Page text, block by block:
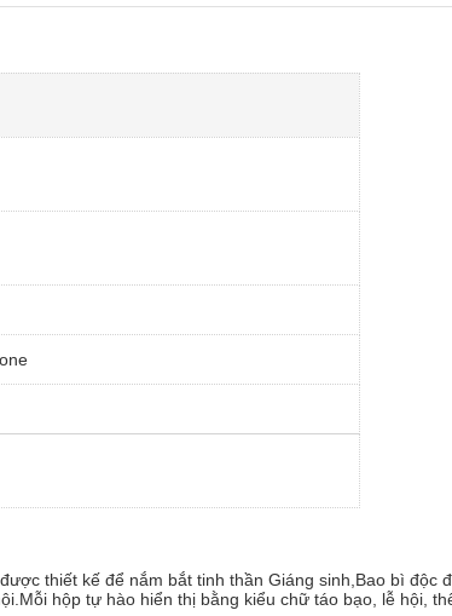
thiết kế để nắm bắt tinh thần Giáng sinh,Bao bì độc
hộp tự hào hiển thị bằng kiểu chữ táo bạo, lễ hội,